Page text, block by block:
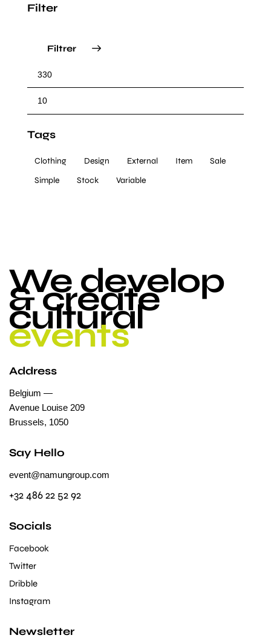
Filter
Filtrer
Tags
Clothing Design External Item
Sale
Simple
Stock Variable
We develop
& create
cultural
events
Address
Belgium —
Avenue Louise 209
Brussels, 1050
Say Hello
event@namungroup.com
+32 486 22 52 92
Socials
Facebook
Twitter
Dribble
Instagram
Newsletter